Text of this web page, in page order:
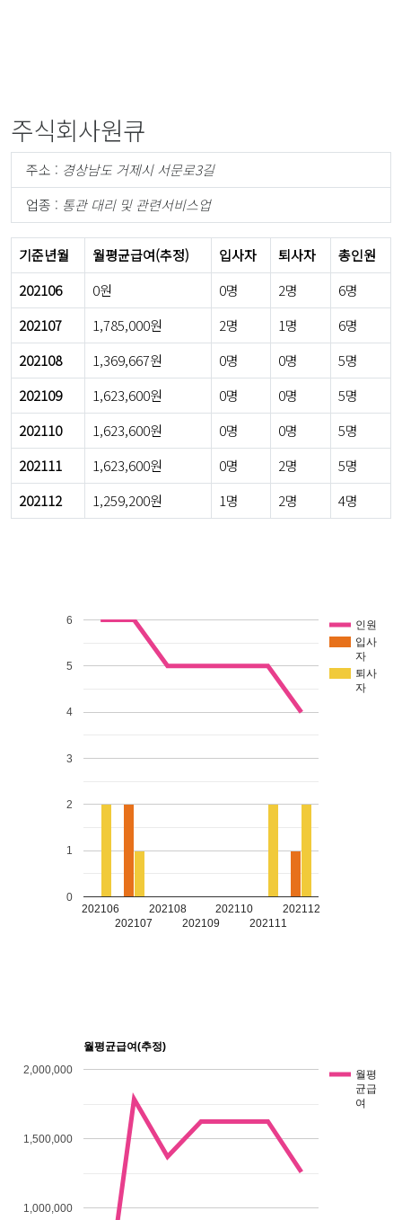
주식회사원큐
주소 : 경상남도 거제시 서문로3길
업종 : 통관 대리 및 관련서비스업
기준년월 월평균급여(추정) 입사자 퇴사자
총인원
202106
0원 0명 2명
6명
202107
1,785,000원 2명 1명
6명
202108
1,369,667원 0명 0명
5명
202109
1,623,600원 0명 0명
5명
202110
1,623,600원 0명 0명
5명
202111
1,623,600원 0명 2명
5명
202112
1,259,200원 1명 2명 4명
인원
입사
자
퇴사
자
202106
202107
202108
202109
202110
202111
202112
0
1
2
3
4
5
6
월평균급여(추정)
월평
균급
여
1,000,000
1,500,000
2,000,000